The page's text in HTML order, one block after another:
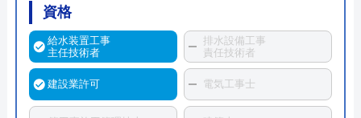
資格
給水装置工事
主任技術者
排水設備工事
責任技術者
建設業許可 電気工事士